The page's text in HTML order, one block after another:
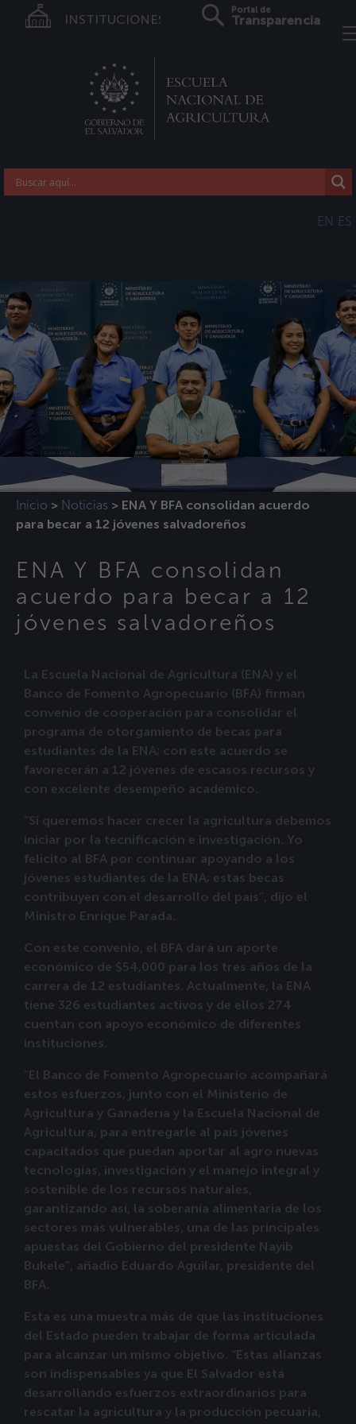
INSTITUCIONES
Portal de
Transparencia
EN ES
Inicio > Noticias > ENA Y BFA consolidan acuerdo
para becar a 12 jóvenes salvadoreños
ENA Y BFA consolidan
acuerdo para becar a 12
jóvenes salvadoreños
La Escuela Nacional de Agricultura (ENA) y el
Banco de Fomento Agropecuario (BFA) firman
convenio de cooperación para consolidar el
programa de otorgamiento de becas para
estudiantes de la ENA; con este acuerdo se
favorecerán a 12 jóvenes de escasos recursos y
con excelente desempeño académico.
“Si queremos hacer crecer la agricultura debemos
iniciar por la tecnificación e investigación. Yo
felicito al BFA por continuar apoyando a los
jóvenes estudiantes de la ENA; estas becas
contribuyen con el desarrollo del país”, dijo el
Ministro Enrique Parada.
Con este convenio, el BFA dará un aporte
económico de $54,000 para los tres años de la
carrera de 12 estudiantes. Actualmente, la ENA
tiene 326 estudiantes activos y de ellos 274
cuentan con apoyo económico de diferentes
instituciones.
“El Banco de Fomento Agropecuario acompañará
estos esfuerzos, junto con el Ministerio de
Agricultura y Ganadería y la Escuela Nacional de
Agricultura, para entregarle al país jóvenes
capacitados que puedan aportar al agro nuevas
tecnologías, investigación y el manejo integral y
sostenible de los recursos naturales,
garantizando así, la soberanía alimentaria de los
sectores más vulnerables, una de las principales
apuestas del Gobierno del presidente Nayib
Bukele”, añadió Eduardo Aguilar, presidente del
BFA.
Esta es una muestra más de que las instituciones
del Estado pueden trabajar de forma articulada
para alcanzar un mismo objetivo. “Estas alianzas
son indispensables ya que El Salvador está
desarrollando esfuerzos extraordinarios para
rescatar la agricultura y la producción pecuaria,